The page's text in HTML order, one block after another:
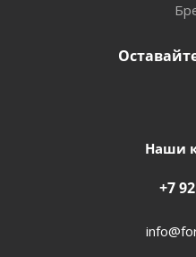
Наши
+7